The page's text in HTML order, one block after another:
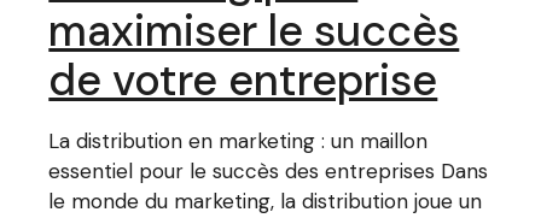
maximiser le succès
de votre entreprise
La distribution en marketing : un maillon
essentiel pour le succès des entreprises Dans
le monde du marketing, la distribution joue un